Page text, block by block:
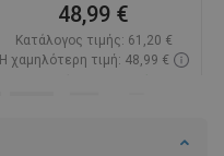
48,99 €
Κατάλογος τιμής: 61,20 €
Η χαμηλότερη τιμή: 48,99 €